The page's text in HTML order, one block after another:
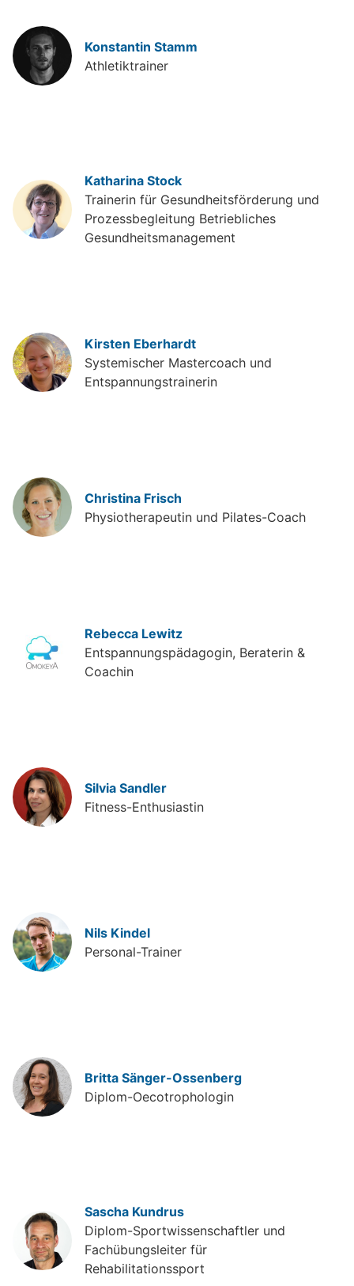
Konstantin Stamm
Athletiktrainer
Katharina Stock
Trainerin für Gesundheitsförderung und
Prozessbegleitung Betriebliches
Gesundheitsmanagement
Kirsten Eberhardt
Systemischer Mastercoach und
Entspannungstrainerin
Christina Frisch
Physiotherapeutin und Pilates-Coach
Rebecca Lewitz
Entspannungspädagogin, Beraterin &
Coachin
Silvia Sandler
Fitness-Enthusiastin
Nils Kindel
Personal-Trainer
Britta Sänger-Ossenberg
Diplom-Oecotrophologin
Sascha Kundrus
Diplom-Sportwissenschaftler und
Fachübungsleiter für
Rehabilitationssport